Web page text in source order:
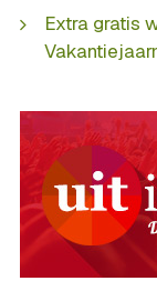
Extra gratis